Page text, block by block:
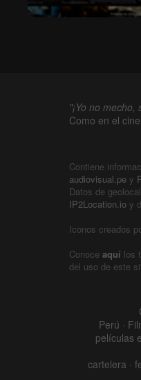
"¡Yo no
Como en el
Contiene
audiovisual.pe y
Datos de
IP2Location.io y
Iconos creados
Conoce aquí los
del uso de este
Perú ·
películas
cartelera ·